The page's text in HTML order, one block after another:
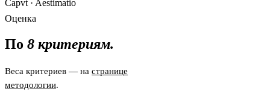
Capvt · Aestimatio
Оценка
По 8 критериям.
Веса критериев — на странице
методологии.